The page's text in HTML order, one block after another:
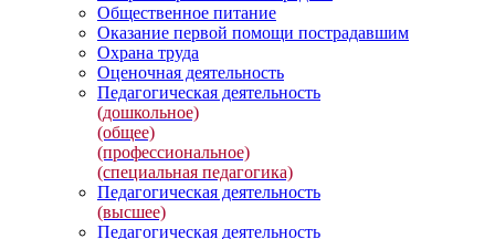
Общественное питание
Оказание первой помощи пострадавшим
Охрана труда
Оценочная деятельность
Педагогическая деятельность
(дошкольное)
(общее)
(профессиональное)
(специальная педагогика)
Педагогическая деятельность
(высшее)
Педагогическая деятельность